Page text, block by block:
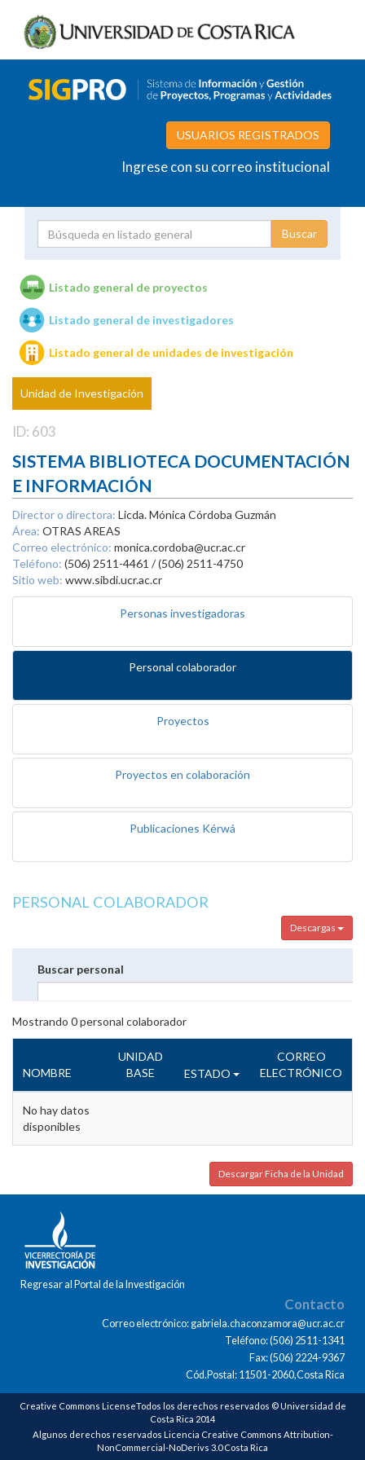
USUARIOS REGISTRADOS
Ingrese con su correo institucional
Unidades de investigación
Listado general de proyectos
Listado general de investigadores
Listado general de unidades de investigación
Unidad de Investigación
ID: 603
SISTEMA BIBLIOTECA DOCUMENTACIÓN
E INFORMACIÓN
Director o directora: Licda. Mónica Córdoba Guzmán
Área: OTRAS AREAS
Correo electrónico: monica.cordoba@ucr.ac.cr
Teléfono: (506) 2511-4461 / (506) 2511-4750
Sitio web: www.sibdi.ucr.ac.cr
Personas investigadoras
Personal colaborador
Proyectos
Proyectos en colaboración
Publicaciones Kérwá
PERSONAL COLABORADOR
Descargas
Buscar personal
Mostrando 0personal colaborador
NOMBRE
UNIDAD
BASE
ESTADO
CORREO
ELECTRÓNICO
No hay datos
disponibles
Descargar Ficha de la Unidad
Regresar al Portal de la Investigación
Contacto
Correo electrónico: gabriela.chaconzamora@ucr.ac.cr
Teléfono: (506) 2511-1341
Fax: (506) 2224-9367
Cód.Postal: 11501-2060,Costa Rica
Creative Commons LicenseTodos los derechos reservados © Universidad de
Costa Rica 2014
Algunos derechos reservados Licencia Creative Commons Attribution-
NonCommercial-NoDerivs 3.0 Costa Rica